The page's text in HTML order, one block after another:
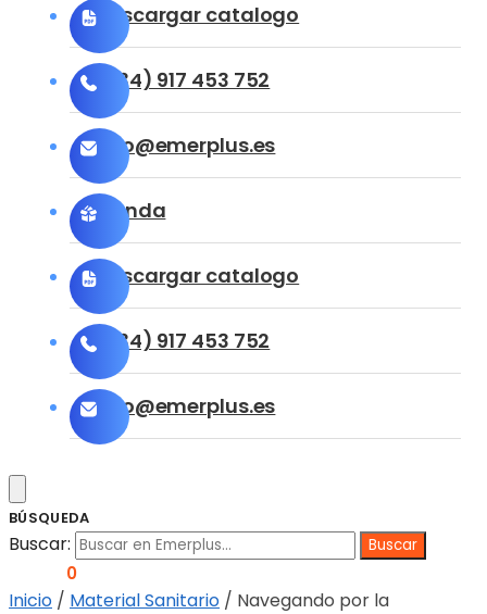
Descargar catalogo
(+34) 917 453 752
info@emerplus.es
Tienda
Descargar catalogo
(+34) 917 453 752
info@emerplus.es
BÚSQUEDA
Buscar:
0
Inicio / Material Sanitario / Navegando por la